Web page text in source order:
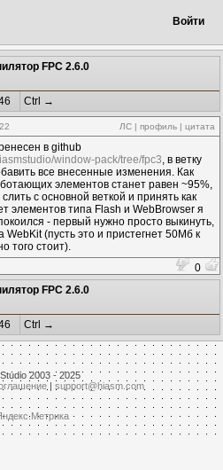
Войти
FPC 2.6.0
Ctrl →
ЛС | профиль | цитата
в github
window-pack/tree/fpc3, в ветку
все внесенные изменения. Как
элементов станет равен ~95%,
с основной веткой и принять как
элементов типа Flash и WebBrowser я
- первый нужно просто выкинуть,
WebKit (пусть это и пристегнет 50Мб к
того стоит).
0
FPC 2.6.0
Ctrl →
2003 - 2025
| support@hiasm.com